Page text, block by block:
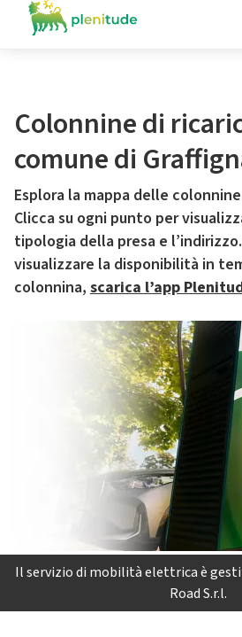
Colonnine di
comune di
Esplora la mappa delle
Clicca su ogni punto per
tipologia della presa e
visualizzare la disponibilità in
colonnina, scarica l’app
Il servizio di mobilità elettrica è
Road S.r.l.